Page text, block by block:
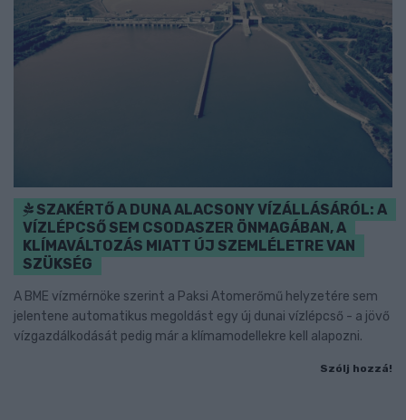
SZAKÉRTŐ A DUNA ALACSONY VÍZÁLLÁSÁRÓL: A
VÍZLÉPCSŐ SEM CSODASZER ÖNMAGÁBAN, A
KLÍMAVÁLTOZÁS MIATT ÚJ SZEMLÉLETRE VAN
SZÜKSÉG
A BME vízmérnöke szerint a Paksi Atomerőmű helyzetére sem
jelentene automatikus megoldást egy új dunai vízlépcső - a jövő
vízgazdálkodását pedig már a klímamodellekre kell alapozni.
Szólj hozzá!